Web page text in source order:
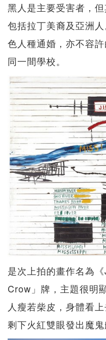
黑人是主要受害者，
包括拉丁美裔及亞洲
色人種通婚，亦不容
同一間學校。
是次上拍的畫作名為
Crow」牌，主題很明
人瘦若柴皮，身體看
剩下火紅雙眼發出魔鬼